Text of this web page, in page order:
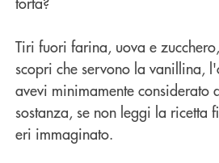
Tiri fuori farina, uova e
scopri che servono la vanillina,
avevi minimamente
sostanza, se non leggi la ricetta
eri immaginato.